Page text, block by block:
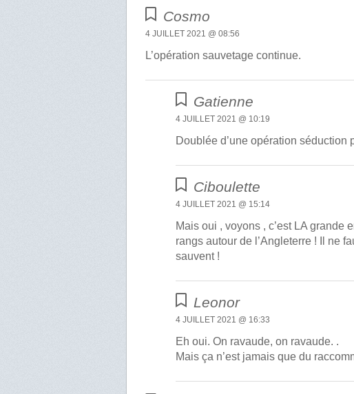
Cosmo
4 JUILLET 2021 @ 08:56
L’opération sauvetage continue.
Gatienne
4 JUILLET 2021 @ 10:19
Doublée d’une opération séduction
Ciboulette
4 JUILLET 2021 @ 15:14
Mais oui , voyons , c’est LA grande
rangs autour de l’Angleterre ! Il ne
sauvent !
Leonor
4 JUILLET 2021 @ 16:33
Eh oui. On ravaude, on ravaude. .
Mais ça n’est jamais que du